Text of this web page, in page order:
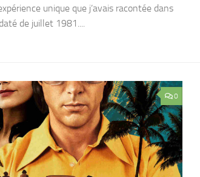
unique que j’avais racontée dans
de juillet 1981....
0